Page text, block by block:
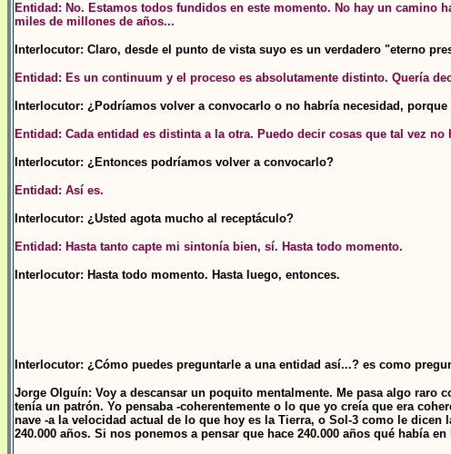
Entidad: No. Estamos todos fundidos en este momento. No hay un
miles de millones de años...
Interlocutor: Claro, desde el punto de vista suyo es un verdadero "eterno
Entidad: Es un continuum y el proceso es absolutamente distinto. Quería
Interlocutor: ¿Podríamos volver a convocarlo o no habría necesidad,
Entidad: Cada entidad es distinta a la otra. Puedo decir cosas que tal vez no
Interlocutor: ¿Entonces podríamos volver a convocarlo?
Entidad: Así es.
Interlocutor: ¿Usted agota mucho al receptáculo?
Entidad: Hasta tanto capte mi sintonía bien, sí. Hasta todo momento.
Interlocutor: Hasta todo momento. Hasta luego, entonces.
Interlocutor: ¿Cómo puedes preguntarle a una entidad así...? es como
Jorge Olguín: Voy a descansar un poquito mentalmente. Me pasa algo
tenía un patrón. Yo pensaba -coherentemente o lo que yo creía que era
nave -a la velocidad actual de lo que hoy es la Tierra, o Sol-3 como le dicen
240.000 años. Si nos ponemos a pensar que hace 240.000 años qué había